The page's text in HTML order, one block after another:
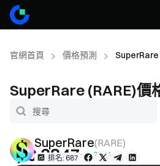
官網首頁 價格預測 SuperRare
SuperRare (RARE)價
SuperRare(RARE)
排名: 687
＄0.3847+0.87%